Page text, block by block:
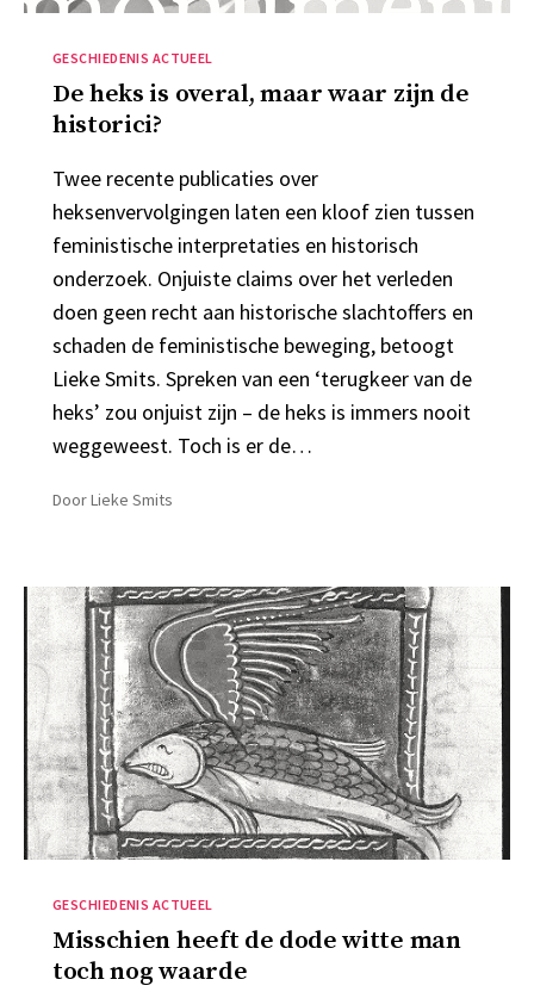
Categorieën
GESCHIEDENIS ACTUEEL
De heks is overal, maar waar zijn de
historici?
Twee recente publicaties over
heksenvervolgingen laten een kloof zien tussen
feministische interpretaties en historisch
onderzoek. Onjuiste claims over het verleden
doen geen recht aan historische slachtoffers en
schaden de feministische beweging, betoogt
Lieke Smits. Spreken van een ‘terugkeer van de
heks’ zou onjuist zijn – de heks is immers nooit
weggeweest. Toch is er de…
DoorLieke Smits
Categorieën
GESCHIEDENIS ACTUEEL
Misschien heeft de dode witte man
toch nog waarde